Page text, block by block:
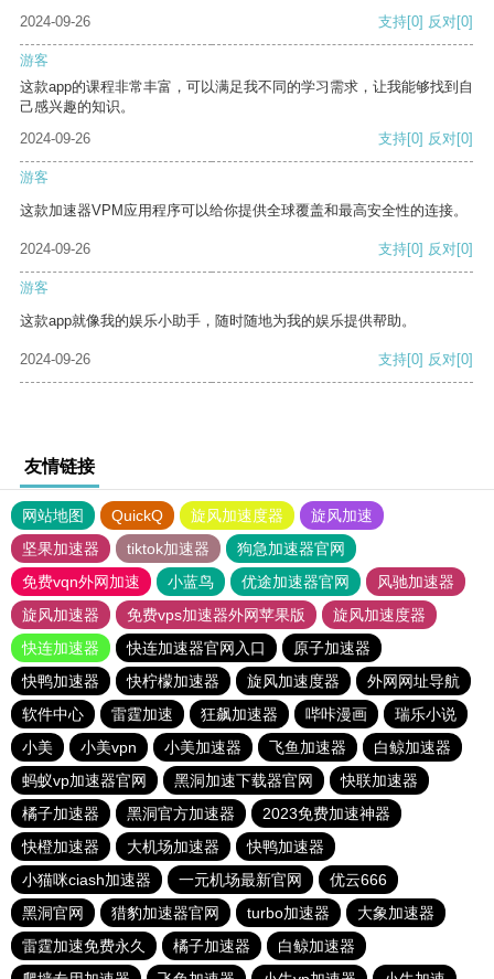
2024-09-26 支持[0] 反对[0]
游客
这款app的课程非常丰富，可以满足我不同的学习需求，让我能够找到自
己感兴趣的知识。
2024-09-26
支持[0] 反对[0]
游客
这款加速器VPM应用程序可以给你提供全球覆盖和最高安全性的连接。
2024-09-26 支持[0] 反对[0]
游客
这款app就像我的娱乐小助手，随时随地为我的娱乐提供帮助。
2024-09-26 支持[0] 反对[0]
友情链接
网站地图 QuickQ 旋风加速度器
旋风加速
坚果加速器
tiktok加速器
狗急加速器官网
免费vqn外网加速
小蓝鸟 优途加速器官网
风驰加速器
旋风加速器
免费vps加速器外网苹果版
旋风加速度器
快连加速器
快连加速器官网入口
原子加速器
快鸭加速器
快柠檬加速器 旋风加速度器
外网网址导航
软件中心
雷霆加速 狂飙加速器 哔咔漫画
瑞乐小说
小美
小美vpn 小美加速器 飞鱼加速器
白鲸加速器
蚂蚁vp加速器官网
黑洞加速下载器官网
快联加速器
橘子加速器
黑洞官方加速器
2023免费加速神器
快橙加速器
大机场加速器
快鸭加速器
小猫咪ciash加速器
一元机场最新官网
优云666
黑洞官网
猎豹加速器官网 turbo加速器
大象加速器
雷霆加速免费永久
橘子加速器
白鲸加速器